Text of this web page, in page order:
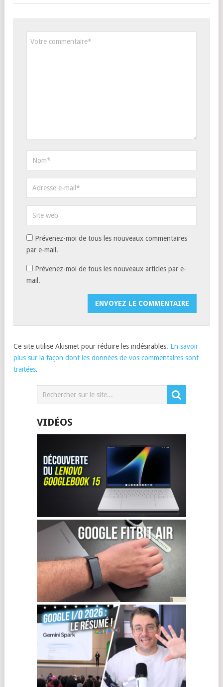
Prévenez-moi de tous les nouveaux commentaires
par e-mail.
Prévenez-moi de tous les nouveaux articles par e-
mail.
Ce site utilise Akismet pour réduire les indésirables. En savoir
plus sur la façon dont les données de vos commentaires sont
traitées.
VIDÉOS